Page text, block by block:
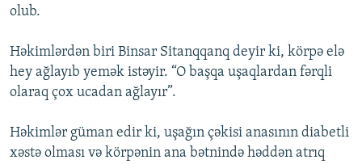
FOTOQALEREYA
KARIKATURA
OXU ZALI
İSLAM VƏ DEMOKRATIYA
İZ - MƏDƏNIYYƏT PROQRAMI
HAQQIMIZDA
PEŞƏ ETIKASI VƏ JURNALISTIKA STANDARTLARIMIZ
MATERIALLARIMIZDAN ISTIFADƏ
AZADLIQRADIOSU MOBIL TELEFONUNUZDA
BIZIMLƏ ƏLAQƏ
BIZI IZLƏ
RFE/RL-in bütün saytları
olub.
Həkimlərdən biri Binsar Sitanqqanq deyir ki, körpə elə
hey ağlayıb yemək istəyir. “O başqa uşaqlardan fərqli
olaraq çox ucadan ağlayır”.
Həkimlər güman edir ki, uşağın çəkisi anasının diabetli
xəstə olması və körpənin ana bətnində həddən atrıq